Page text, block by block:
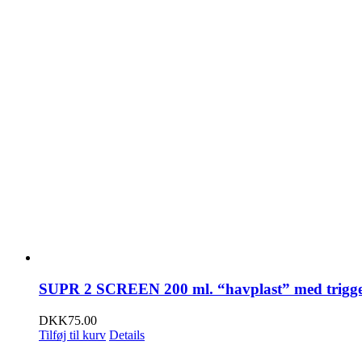
SUPR 2 SCREEN 200 ml. “havplast” med
DKK75.00
Tilføj til kurv Details